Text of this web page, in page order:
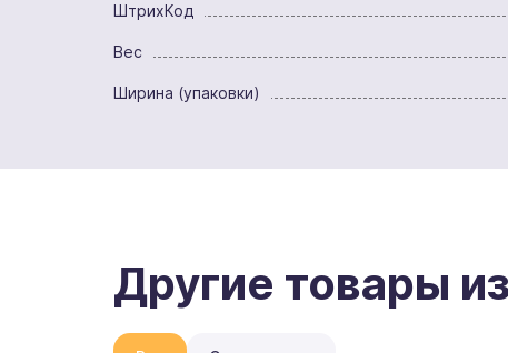
ШтрихКод
Вес
Ширина (упаковки)
Другие товары